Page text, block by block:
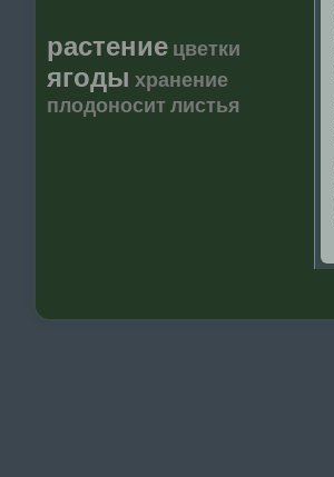
растение цветки
ягоды хранение
плодоноситлистья